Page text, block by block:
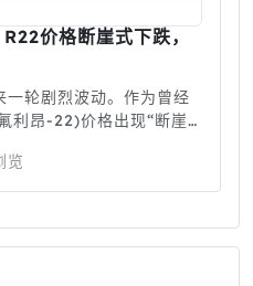
价格断崖式下跌，
轮剧烈波动。作为曾经
利昂-22)价格出现“断崖
元，引发行业广泛关
详细内容。一度稳居高位
览